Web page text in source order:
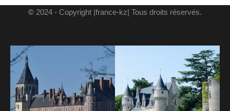
© 2024 - Copyright |france-kz| Tous droits réservés.